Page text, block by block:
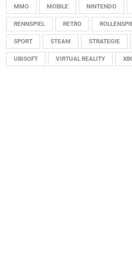
MMO MOBILE NINTENDO
RENNSPIEL RETRO
SPORT STEAM STRATEGIE
UBISOFT VIRTUAL REALITY